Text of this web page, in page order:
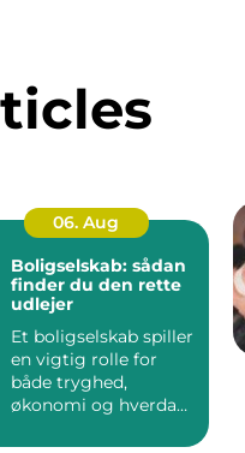
06. Aug
Boligselskab: sådan
finder du den rette
udlejer
Et boligselskab spiller
en vigtig rolle for
både tryghed,
økonomi og hverdag,